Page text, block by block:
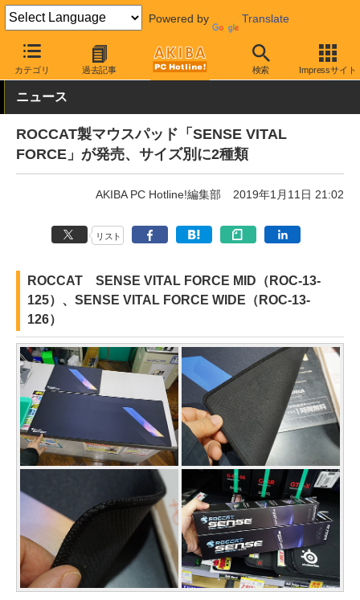
Powered by Translate
カテゴリ 過去記事 検索 Impressサイト
AKIBA PC Hotline! PC周辺機器 マウスパッド ROCCAT
ニュース
ROCCAT製マウスパッド「SENSE VITAL
FORCE」が発売、サイズ別に2種類
AKIBA PC Hotline!編集部 2019年1月11日 21:02
リスト
ROCCAT SENSE VITAL FORCE MID（ROC-13-
125）、SENSE VITAL FORCE WIDE（ROC-13-
126）